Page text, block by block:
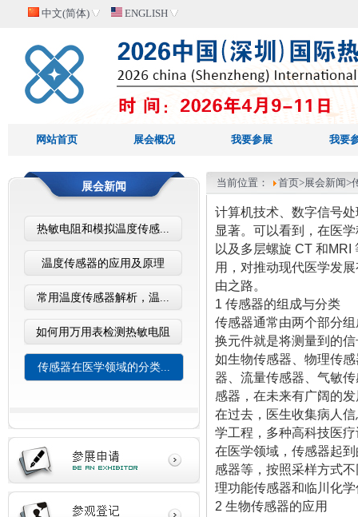
中文(简体) ENGLISH
网站首页 展会概况 我要参展 我要
展会新闻
热敏电阻和模拟温度传感...
温度传感器的应用及原理
常用温度传感器解析，温...
如何用万用表检测热敏电阻
传感器在医学领域的分类...
当前位置： 首页>展会新闻>
计算机技术、数字信号
显著。可以看到，在医
以及多层螺旋 CT 和
用，对推动现代医学发
由之路。
1 传感器的组成与分类
传感器通常由两个部分
换元件就是将测量到的
如生物传感器、物理传
器、流量传感器、气敏
感器，在未来有广阔的
在过去，医生收集病人
学工程，多种高科技医
在医学领域，传感器起
感器等，按照采样方式
理功能传感器和临川化
2 生物传感器的应用